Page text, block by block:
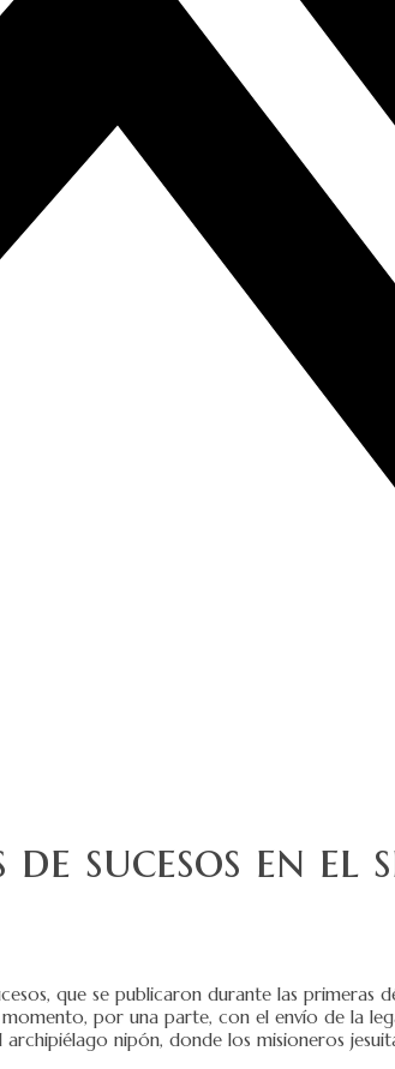
sucesos en el
que se publicaron durante las
por una parte, con el envío de la
nipón, donde los misioneros